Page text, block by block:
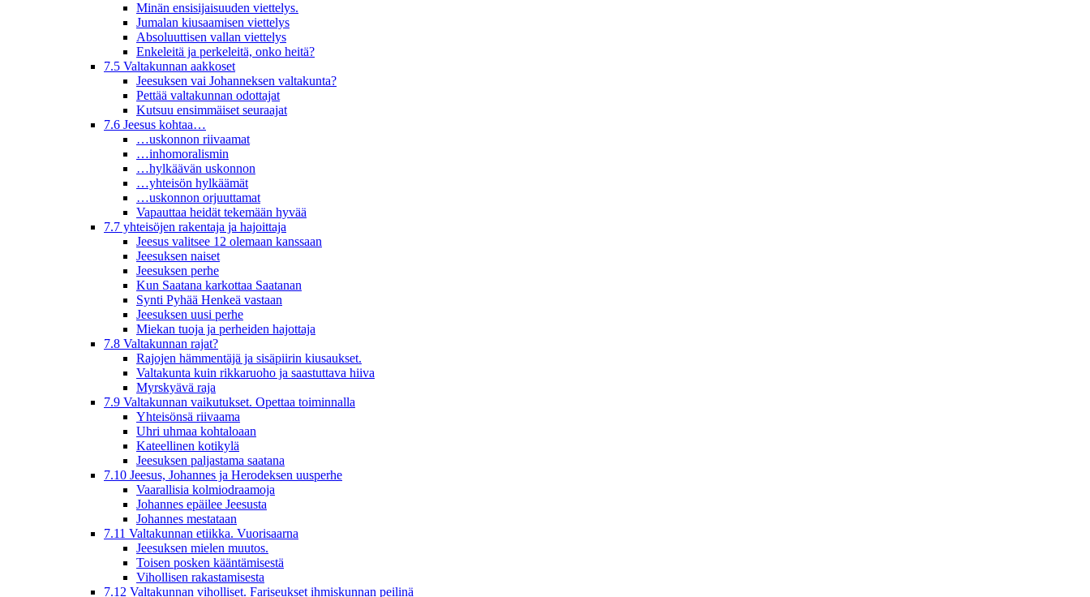
Minän ensisijaisuuden viettelys.
Jumalan kiusaamisen viettelys
Absoluuttisen vallan viettelys
Enkeleitä ja perkeleitä, onko heitä?
7.5 Valtakunnan aakkoset
Jeesuksen vai Johanneksen valtakunta?
Pettää valtakunnan odottajat
Kutsuu ensimmäiset seuraajat
7.6 Jeesus kohtaa…
…uskonnon riivaamat
…inhomoralismin
…hylkäävän uskonnon
…yhteisön hylkäämät
…uskonnon orjuuttamat
Vapauttaa heidät tekemään hyvää
7.7 yhteisöjen rakentaja ja hajoittaja
Jeesus valitsee 12 olemaan kanssaan
Jeesuksen naiset
Jeesuksen perhe
Kun Saatana karkottaa Saatanan
Synti Pyhää Henkeä vastaan
Jeesuksen uusi perhe
Miekan tuoja ja perheiden hajottaja
7.8 Valtakunnan rajat?
Rajojen hämmentäjä ja sisäpiirin kiusaukset.
Valtakunta kuin rikkaruoho ja saastuttava hiiva
Myrskyävä raja
7.9 Valtakunnan vaikutukset. Opettaa toiminnalla
Yhteisönsä riivaama
Uhri uhmaa kohtaloaan
Kateellinen kotikylä
Jeesuksen paljastama saatana
7.10 Jeesus, Johannes ja Herodeksen uusperhe
Vaarallisia kolmiodraamoja
Johannes epäilee Jeesusta
Johannes mestataan
7.11 Valtakunnan etiikka. Vuorisaarna
Jeesuksen mielen muutos.
Toisen posken kääntämisestä
Vihollisen rakastamisesta
7.12 Valtakunnan viholliset. Fariseukset ihmiskunnan peilinä